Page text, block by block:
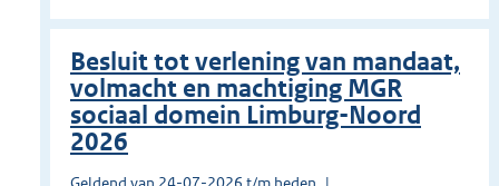
Besluit tot verlening van mandaat,
volmacht en machtiging MGR
sociaal domein Limburg-Noord
2026